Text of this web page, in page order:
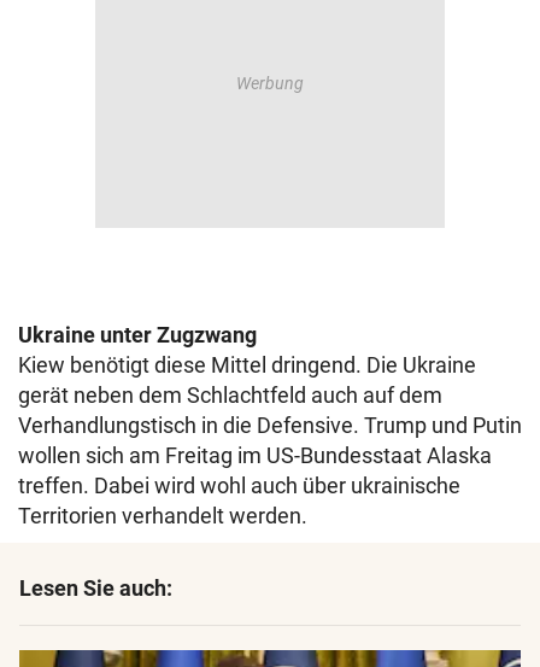
Ukraine unter Zugzwang
Kiew benötigt diese Mittel dringend. Die Ukraine
gerät neben dem Schlachtfeld auch auf dem
Verhandlungstisch in die Defensive. Trump und Putin
wollen sich am Freitag im US-Bundesstaat Alaska
treffen. Dabei wird wohl auch über ukrainische
Territorien verhandelt werden.
Lesen Sie auch: